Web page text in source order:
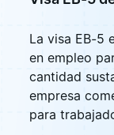
La visa EB-5
en empleo
cantidad
empresa
para